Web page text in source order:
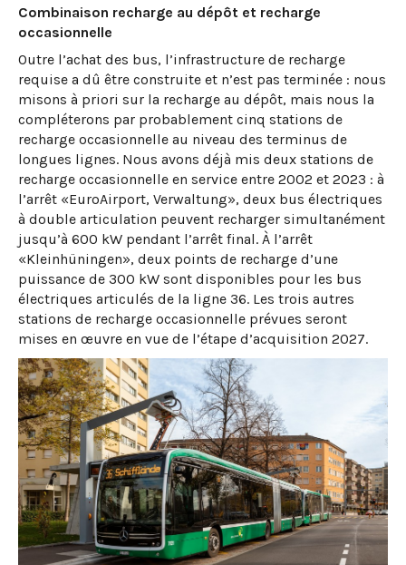
Combinaison recharge au dépôt et recharge
occasionnelle
Outre l’achat des bus, l’infrastructure de recharge
requise a dû être construite et n’est pas terminée : nous
misons à priori sur la recharge au dépôt, mais nous la
compléterons par probablement cinq stations de
recharge occasionnelle au niveau des terminus de
longues lignes. Nous avons déjà mis deux stations de
recharge occasionnelle en service entre 2002 et 2023 : à
l’arrêt «EuroAirport, Verwaltung», deux bus électriques
à double articulation peuvent recharger simultanément
jusqu’à 600 kW pendant l’arrêt final. À l’arrêt
«Kleinhüningen», deux points de recharge d’une
puissance de 300 kW sont disponibles pour les bus
électriques articulés de la ligne 36. Les trois autres
stations de recharge occasionnelle prévues seront
mises en œuvre en vue de l’étape d’acquisition 2027.